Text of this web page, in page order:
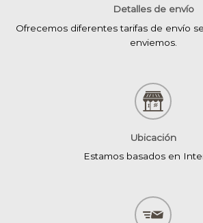
Detalles de envío
Ofrecemos diferentes tarifas de envío
enviemos.
Ubicación
Estamos basados en